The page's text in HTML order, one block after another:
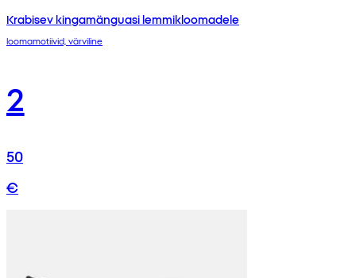
Krabisev kingamänguasi lemmikloomadele
loomamotiivid, värviline
2
50
€